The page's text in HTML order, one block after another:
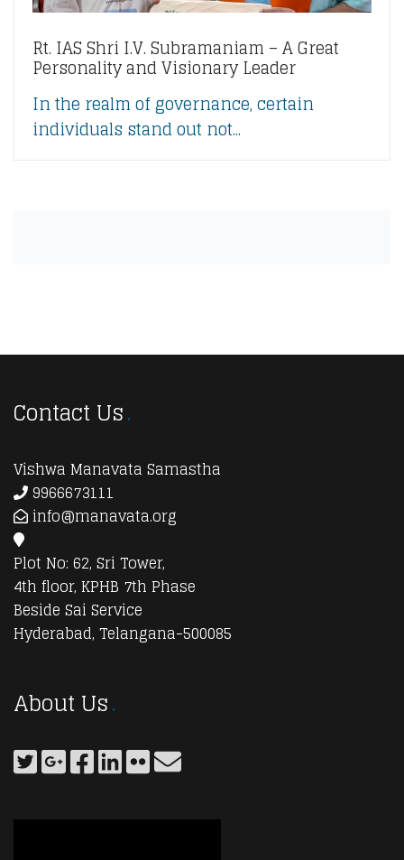
Rt. IAS Shri I.V. Subramaniam – A Great
Personality and Visionary Leader
In the realm of governance, certain
individuals stand out not...
Contact Us
Vishwa Manavata Samastha
9966673111
info@manavata.org
Plot No: 62, Sri Tower,
4th floor, KPHB 7th Phase
Beside Sai Service
Hyderabad, Telangana-500085
About Us